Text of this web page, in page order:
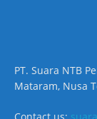
PT. Suara NTB
Mataram, Nusa